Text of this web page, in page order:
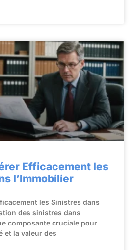
Efficacement les
l’Immobilier
les Sinistres dans
des sinistres dans
composante cruciale pour
et la valeur des